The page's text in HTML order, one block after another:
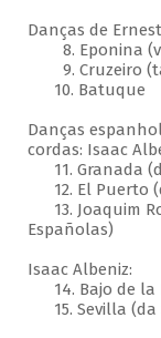
Danças de
8. Eponina
9. Cruzeiro
10. Batuque
Danças
cordas: Isaac
11. Granada
12. El Puerto
13. Joaquim
Españolas)
Isaac Albeniz:
14. Bajo de la
15. Sevilla (da